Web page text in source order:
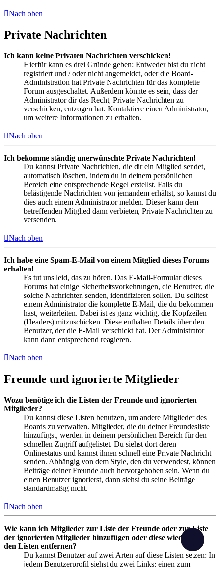
Nach oben
Private Nachrichten
Ich kann keine Privaten Nachrichten verschicken!
Hierfür kann es drei Gründe geben: Entweder bist du nicht
registriert und / oder nicht angemeldet, oder die Board-
Administration hat Private Nachrichten für das komplette
Forum ausgeschaltet. Außerdem könnte es sein, dass der
Administrator dir das Recht, Private Nachrichten zu
verschicken, entzogen hat. Kontaktiere einen Administrator,
um weitere Informationen zu erhalten.
Nach oben
Ich bekomme ständig unerwünschte Private Nachrichten!
Du kannst Private Nachrichten, die dir ein Mitglied sendet,
automatisch löschen, indem du in deinem persönlichen
Bereich eine entsprechende Regel erstellst. Falls du
belästigende Nachrichten von jemandem erhältst, so kannst du
dies auch einem Administrator melden. Dieser kann dem
betreffenden Mitglied dann verbieten, Private Nachrichten zu
versenden.
Nach oben
Ich habe eine Spam-E-Mail von einem Mitglied dieses Forums
erhalten!
Es tut uns leid, das zu hören. Das E-Mail-Formular dieses
Forums hat einige Sicherheitsvorkehrungen, die Benutzer, die
solche Nachrichten senden, identifizieren sollen. Du solltest
einem Administrator die komplette E-Mail, die du bekommen
hast, weiterleiten. Dabei ist es ganz wichtig, die Kopfzeilen
(Headers) mitzuschicken. Diese enthalten Details über den
Benutzer, der die E-Mail verschickt hat. Der Administrator
kann dann entsprechend reagieren.
Nach oben
Freunde und ignorierte Mitglieder
Wozu benötige ich die Listen der Freunde und ignorierten
Mitglieder?
Du kannst diese Listen benutzen, um andere Mitglieder des
Boards zu verwalten. Mitglieder, die du deiner Freundesliste
hinzufügst, werden in deinem persönlichen Bereich für den
schnellen Zugriff aufgelistet. Du siehst dort deren
Onlinestatus und kannst ihnen schnell eine Private Nachricht
senden. Abhängig von dem Style, den du verwendest, können
Beiträge deiner Freunde auch hervorgehoben sein. Wenn du
einen Benutzer ignorierst, dann siehst du seine Beiträge
standardmäßig nicht.
Nach oben
Wie kann ich Mitglieder zur Liste der Freunde oder zur Liste
der ignorierten Mitglieder hinzufügen oder diese wieder aus
den Listen entfernen?
Du kannst Benutzer auf zwei Arten auf diese Listen setzen: In
jedem Benutzerprofil siehst du zwei Links: einen zum